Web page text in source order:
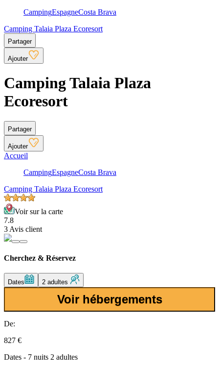
CampingEspagneCosta Brava
Camping Talaia Plaza Ecoresort
Partager
Ajouter
Camping Talaia Plaza
Ecoresort
Partager
Ajouter
Accueil
CampingEspagneCosta Brava
Camping Talaia Plaza Ecoresort
Voir sur la carte
7.8
3 Avis client
Cherchez & Réservez
Dates 2 adultes
Voir hébergements
De:
827 €
Dates - 7 nuits 2 adultes